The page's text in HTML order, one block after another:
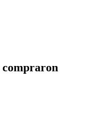
compraron